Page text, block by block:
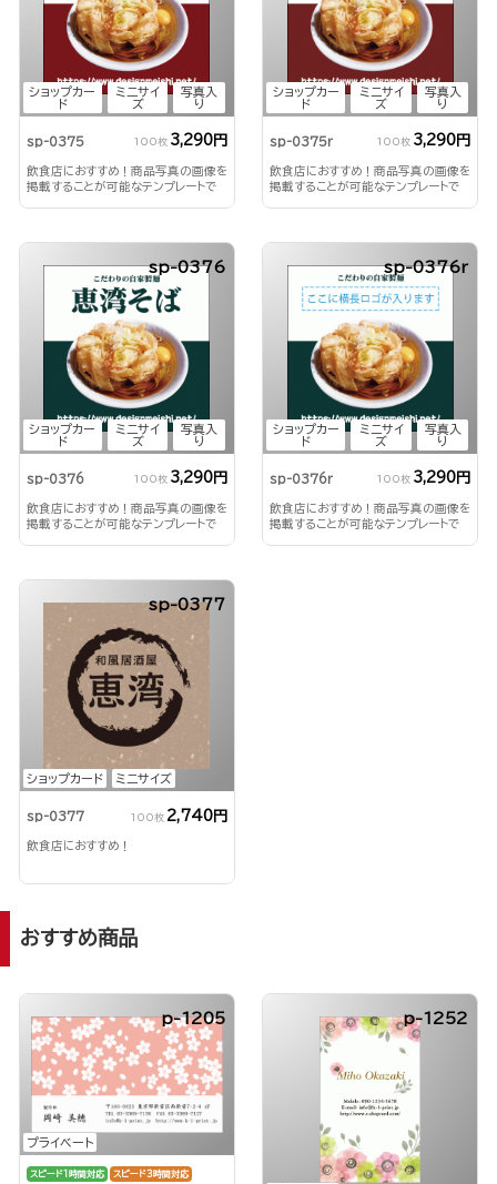
ショップカー
ド
ミニサイ
ズ
写真入
り
sp-0375 100枚 3,290円
飲食店におすすめ！商品写真の画像を
掲載することが可能なテンプレートで
ショップカー
ド
ミニサイ
ズ
写真入
り
sp-0375r 100枚 3,290円
飲食店におすすめ！商品写真の画像を
掲載することが可能なテンプレートで
ショップカー
ド
ミニサイ
ズ
写真入
り
sp-0376
sp-0376 100枚 3,290円
飲食店におすすめ！商品写真の画像を
掲載することが可能なテンプレートで
ショップカー
ド
ミニサイ
ズ
写真入
り
sp-0376r
sp-0376r 100枚 3,290円
飲食店におすすめ！商品写真の画像を
掲載することが可能なテンプレートで
ショップカード ミニサイズ
sp-0377
sp-0377 100枚 2,740円
飲食店におすすめ！
おすすめ商品
プライベート
p-1205
スピード1時間対応 スピード3時間対応
p-1252